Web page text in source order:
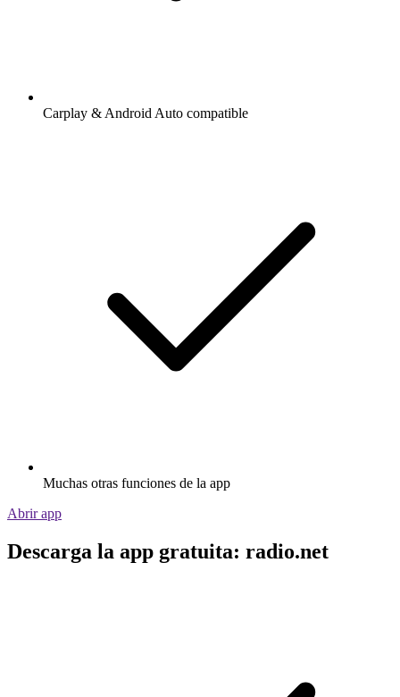
Carplay & Android Auto compatible
Muchas otras funciones de la app
Abrir app
Descarga la app gratuita: radio.net